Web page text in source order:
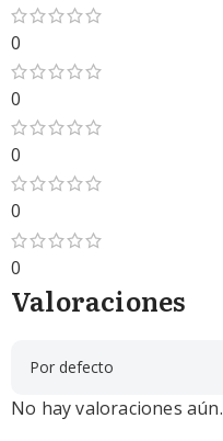
0
0
0
0
0
Valoraciones
No hay valoraciones aún.